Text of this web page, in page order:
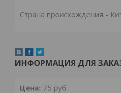
Страна происхождения -
ИНФОРМАЦИЯ ДЛЯ
Цена: 75 руб.